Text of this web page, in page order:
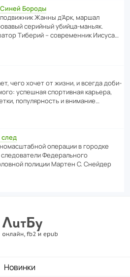
Бороды
Жанны д’Арк, маршал
серийный убийца-маньяк.
Тиберий – совре­менник Иисуса…
чего хочет от жизни, и всегда доби­
успе­шная спор­ти­вная карьера,
попу­ля­р­ность и внимание…
операции в городке
Феде­раль­ного
полиции Мартен С. Снейдер
Новинки